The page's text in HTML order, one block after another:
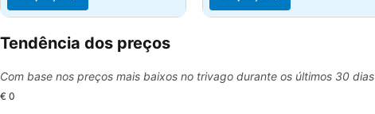
Tendência dos preços
Com base nos preços mais baixos no trivago durante os últimos 30 dias
€ 0